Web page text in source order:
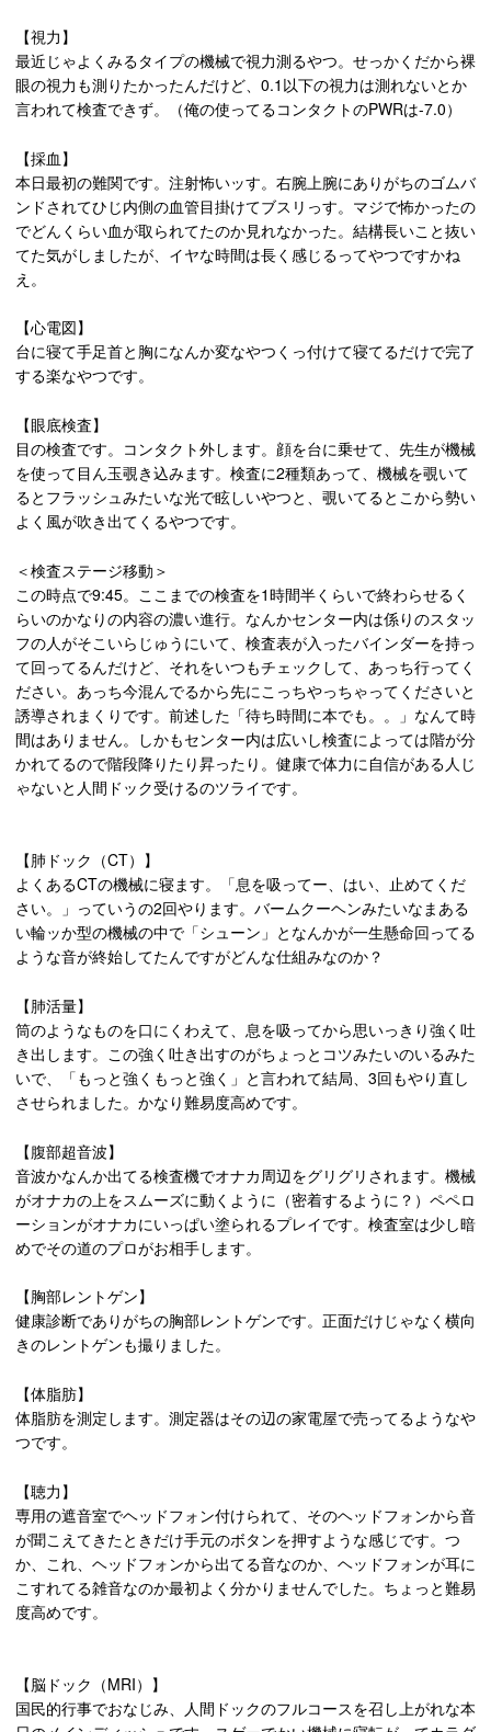
【視力】
最近じゃよくみるタイプの機械で視力測るやつ。せっかくだから裸
眼の視力も測りたかったんだけど、0.1以下の視力は測れないとか
言われて検査できず。（俺の使ってるコンタクトのPWRは-7.0）
【採血】
本日最初の難関です。注射怖いッす。右腕上腕にありがちのゴムバ
ンドされてひじ内側の血管目掛けてブスリっす。マジで怖かったの
でどんくらい血が取られてたのか見れなかった。結構長いこと抜い
てた気がしましたが、イヤな時間は長く感じるってやつですかね
え。
【心電図】
台に寝て手足首と胸になんか変なやつくっ付けて寝てるだけで完了
する楽なやつです。
【眼底検査】
目の検査です。コンタクト外します。顔を台に乗せて、先生が機械
を使って目ん玉覗き込みます。検査に2種類あって、機械を覗いて
るとフラッシュみたいな光で眩しいやつと、覗いてるとこから勢い
よく風が吹き出てくるやつです。
＜検査ステージ移動＞
この時点で9:45。ここまでの検査を1時間半くらいで終わらせるく
らいのかなりの内容の濃い進行。なんかセンター内は係りのスタッ
フの人がそこいらじゅうにいて、検査表が入ったバインダーを持っ
て回ってるんだけど、それをいつもチェックして、あっち行ってく
ださい。あっち今混んでるから先にこっちやっちゃってくださいと
誘導されまくりです。前述した「待ち時間に本でも。。」なんて時
間はありません。しかもセンター内は広いし検査によっては階が分
かれてるので階段降りたり昇ったり。健康で体力に自信がある人じ
ゃないと人間ドック受けるのツライです。
【肺ドック（CT）】
よくあるCTの機械に寝ます。「息を吸ってー、はい、止めてくだ
さい。」っていうの2回やります。バームクーヘンみたいなまある
い輪ッか型の機械の中で「シューン」となんかが一生懸命回ってる
ような音が終始してたんですがどんな仕組みなのか？
【肺活量】
筒のようなものを口にくわえて、息を吸ってから思いっきり強く吐
き出します。この強く吐き出すのがちょっとコツみたいのいるみた
いで、「もっと強くもっと強く」と言われて結局、3回もやり直し
させられました。かなり難易度高めです。
【腹部超音波】
音波かなんか出てる検査機でオナカ周辺をグリグリされます。機械
がオナカの上をスムーズに動くように（密着するように？）ペペロ
ーションがオナカにいっぱい塗られるプレイです。検査室は少し暗
めでその道のプロがお相手します。
【胸部レントゲン】
健康診断でありがちの胸部レントゲンです。正面だけじゃなく横向
きのレントゲンも撮りました。
【体脂肪】
体脂肪を測定します。測定器はその辺の家電屋で売ってるようなや
つです。
【聴力】
専用の遮音室でヘッドフォン付けられて、そのヘッドフォンから音
が聞こえてきたときだけ手元のボタンを押すような感じです。つ
か、これ、ヘッドフォンから出てる音なのか、ヘッドフォンが耳に
こすれてる雑音なのか最初よく分かりませんでした。ちょっと難易
度高めです。
【脳ドック（MRI）】
国民的行事でおなじみ、人間ドックのフルコースを召し上がれな本